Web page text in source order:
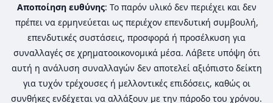
Αποποίηση ευθύνης: Το παρόν υλικό δεν περιέχει και δεν
πρέπει να ερμηνεύεται ως περιέχον επενδυτική συμβουλή,
επενδυτικές συστάσεις, προσφορά ή προσέλκυση για
συναλλαγές σε χρηματοοικονομικά μέσα. Λάβετε υπόψη ότι
αυτή η ανάλυση συναλλαγών δεν αποτελεί αξιόπιστο δείκτη
για τυχόν τρέχουσες ή μελλοντικές επιδόσεις, καθώς οι
συνθήκες ενδέχεται να αλλάξουν με την πάροδο του χρόνου.